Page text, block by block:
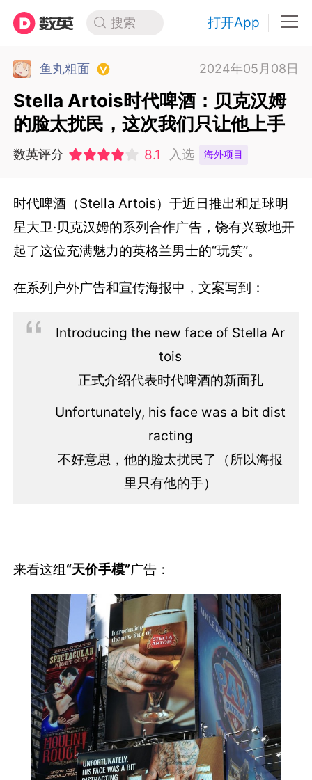
搜索 打开App
鱼丸粗面 2024年05月08日
Stella Artois时代啤酒：贝克汉姆
的脸太扰民，这次我们只让他上手
数英评分 8.1 入选 海外项目
时代啤酒（Stella Artois）于近日推出和足球明
星大卫·贝克汉姆的系列合作广告，饶有兴致地开
起了这位充满魅力的英格兰男士的“玩笑”。
在系列户外广告和宣传海报中，文案写到：
Introducing the new face of Stella Ar
tois
正式介绍代表时代啤酒的新面孔
Unfortunately, his face was a bit dist
racting
不好意思，他的脸太扰民了（所以海报
里只有他的手）
来看这组“天价手模”广告：